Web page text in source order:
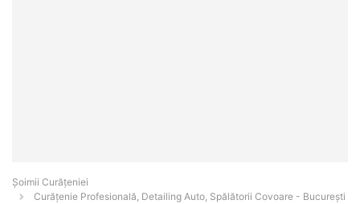
Șoimii Curățeniei
Curățenie Profesională, Detailing Auto, Spălătorii Covoare - Bucureşti